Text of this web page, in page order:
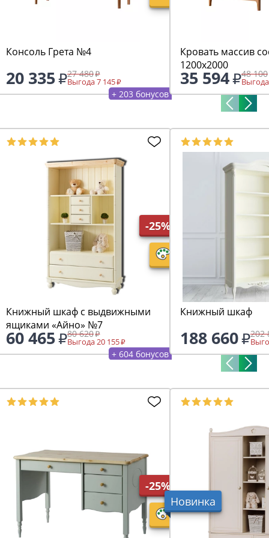
Консоль Грета №4
20 335 27 480
Выгода 7 145
+ 203 бонусов
Кровать массив
1200х2000
35 594 48 100
-25%
Книжный шкаф с выдвижными
ящиками «Айно» №7
60 465 80 620
Выгода 20 155
+ 604 бонусов
Книжный шкаф
188 660 202
-25%
Новинка